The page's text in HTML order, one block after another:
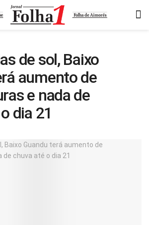
de sol, Baixo
aumento de
e nada de
dia 21